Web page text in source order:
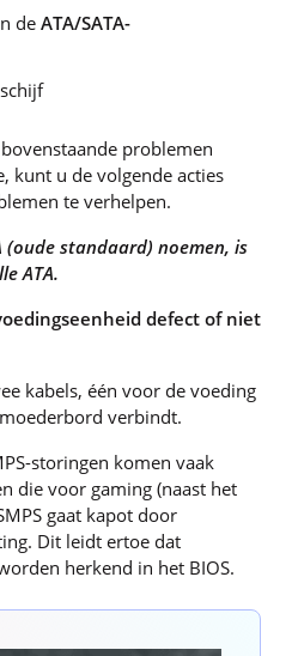
de ATA/SATA-
problemen
kunt u de volgende acties
te verhelpen.
(oude standaard) noemen, is
ATA.
defect of niet
kabels, één voor de voeding
verbindt.
storingen komen vaak
die voor gaming (naast het
gaat kapot door
Dit leidt ertoe dat
herkend in het BIOS.